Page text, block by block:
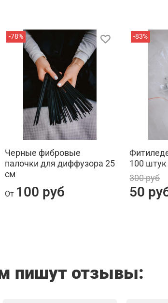
-78%
Черные фибровые
палочки для диффузора 25
см
От 100 руб
-83%
100 штук
300 руб
50
пишут отзывы: